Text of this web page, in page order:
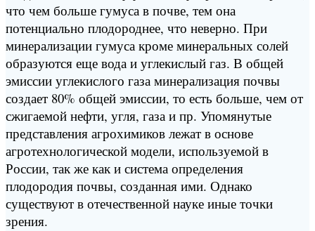
что чем больше гумуса в почве, тем она
потенциально плодороднее, что неверно. При
минерализации гумуса кроме минеральных солей
образуются еще вода и углекислый газ. В общей
эмиссии углекислого газа минерализация почвы
создает 80% общей эмиссии, то есть больше, чем от
сжигаемой нефти, угля, газа и пр. Упомянутые
представления агрохимиков лежат в основе
агротехнологической модели, используемой в
России, так же как и система определения
плодородия почвы, созданная ими. Однако
существуют в отечественной науке иные точки
зрения.